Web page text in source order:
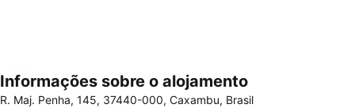
Ampliar mapa
Informações sobre o alojamento
R. Maj. Penha, 145, 37440-000, Caxambu, Brasil